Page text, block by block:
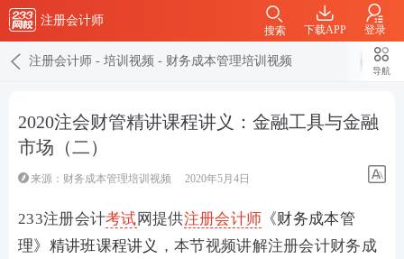
注册会计师
下载APP 登录
搜索
注册会计师 - 培训视频 - 财务成本管理培训视频
导航
2020注会财管精讲课程讲义：金融工具与金融
市场（二）
来源： 财务成本管理培训视频 2020年5月4日
233注册会计考试网提供注册会计师 《财务成本管
理》精讲班课程讲义 ，本节视频讲解注册会计财务成